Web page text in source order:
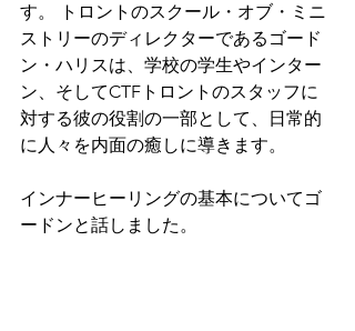
す。 トロントのスクール・オブ・ミニ
ストリーのディレクターであるゴード
ン・ハリスは、学校の学生やインター
ン、そしてCTFトロントのスタッフに
対する彼の役割の一部として、日常的
に人々を内面の癒しに導きます。
インナーヒーリングの基本についてゴ
ードンと話しました。